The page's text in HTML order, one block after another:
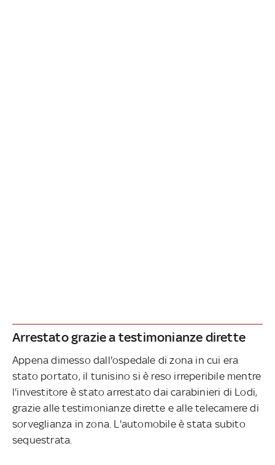
Arrestato grazie a testimonianze dirette
Appena dimesso dall'ospedale di zona in cui era
stato portato, il tunisino si è reso irreperibile mentre
l'investitore è stato arrestato dai carabinieri di Lodi,
grazie alle testimonianze dirette e alle telecamere di
sorveglianza in zona. L'automobile è stata subito
sequestrata.